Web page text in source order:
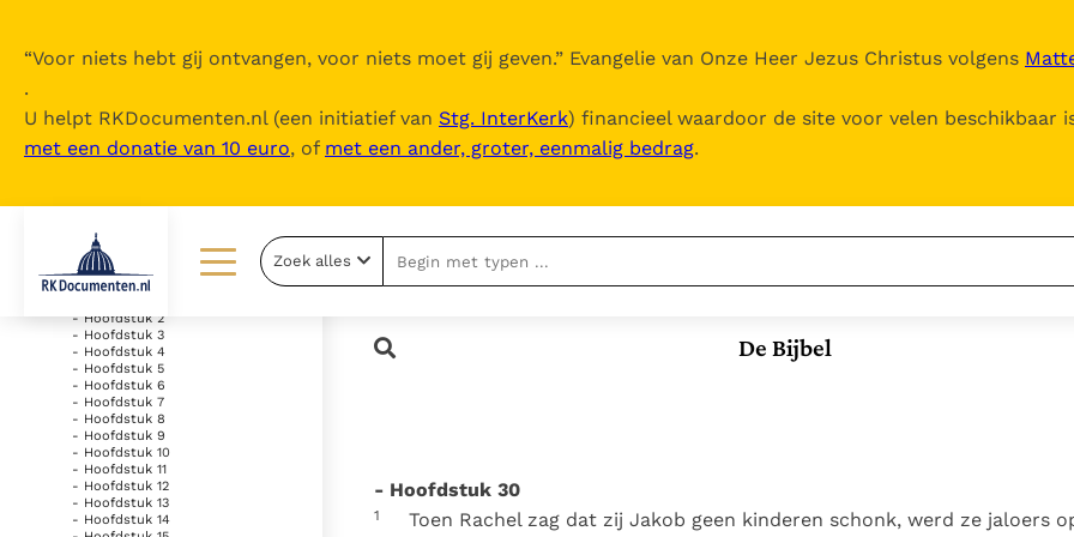
“Voor niets hebt gij ontvangen, voor niets moet gij geven.” Evangelie van Onze Heer Jezus Christus volgens
.
U helpt RKDocumenten.nl (een initiatief van Stg. InterKerk) financieel waardoor de site voor velen beschikbaar
met een donatie van 10 euro, of met een ander, groter, eenmalig bedrag.
Lezen
Documenten
Thema’s
Berichten
Over ons
Over RK Documenten
Nieuwsbrief
parel van Gods
Gods Koninkrijk
Het Vaticaan publiceert
toe
stad is zowel een gave
Zoek alles
De Bijbel
uitklappen
- Oude Testament
- Genesis
- Hoofdstuk 2
- Hoofdstuk 3
- Hoofdstuk 4
- Hoofdstuk 5
- Hoofdstuk 6
- Hoofdstuk 7
- Hoofdstuk 8
- Hoofdstuk 9
- Hoofdstuk 10
- Hoofdstuk 11
- Hoofdstuk 12
- Hoofdstuk 13
- Hoofdstuk 14
- Hoofdstuk 30
1
Toen Rachel zag dat zij Jakob geen kinderen schonk, werd ze jaloers